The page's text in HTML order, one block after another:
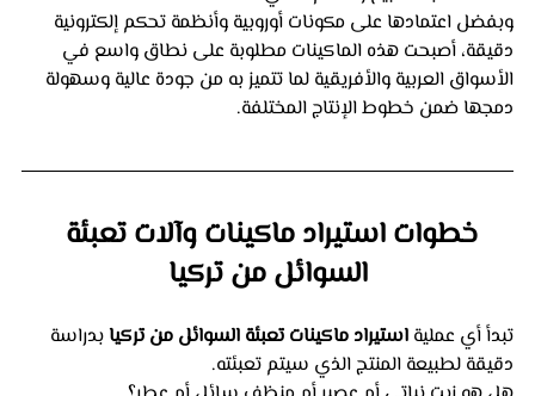
وبفضل اعتمادها على مكونات أوروبية وأنظمة تحكم إلكترونية
دقيقة، أصبحت هذه الماكينات مطلوبة على نطاق واسع في
الأسواق العربية والأفريقية لما تتميز به من جودة عالية وسهولة
دمجها ضمن خطوط الإنتاج المختلفة.
خطوات استيراد ماكينات وآلات تعبئة
السوائل من تركيا
تبدأ أي عملية استيراد ماكينات تعبئة السوائل من تركيا بدراسة
دقيقة لطبيعة المنتج الذي سيتم تعبئته.